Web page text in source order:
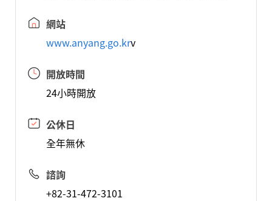
網站
www.anyang.go.krv
開放時間
24小時開放
公休日
全年無休
諮詢
+82-31-472-3101